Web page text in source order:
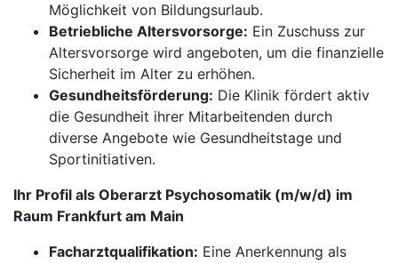
Möglichkeit von Bildungsurlaub.
Betriebliche Altersvorsorge: Ein Zuschuss zur
Altersvorsorge wird angeboten, um die finanzielle
Sicherheit im Alter zu erhöhen.
Gesundheitsförderung: Die Klinik fördert aktiv
die Gesundheit ihrer Mitarbeitenden durch
diverse Angebote wie Gesundheitstage und
Sportinitiativen.
Ihr Profil als Oberarzt Psychosomatik (m/w/d) im
Raum Frankfurt am Main
Facharztqualifikation: Eine Anerkennung als